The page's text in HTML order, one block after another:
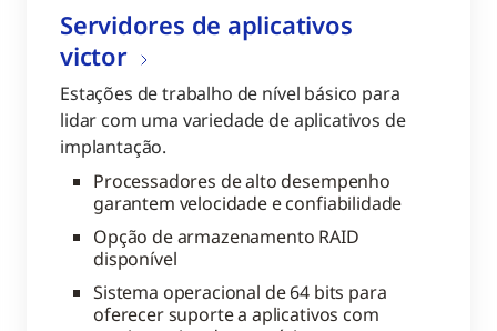
Servidores de aplicativos
victor
Estações de trabalho de nível básico para
lidar com uma variedade de aplicativos de
implantação.
Processadores de alto desempenho
garantem velocidade e confiabilidade
Opção de armazenamento RAID
disponível
Sistema operacional de 64 bits para
oferecer suporte a aplicativos com